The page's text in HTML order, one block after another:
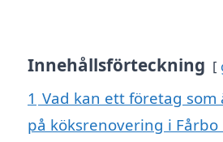
Innehållsförteckning
1 Vad kan ett företag som
på köksrenovering i